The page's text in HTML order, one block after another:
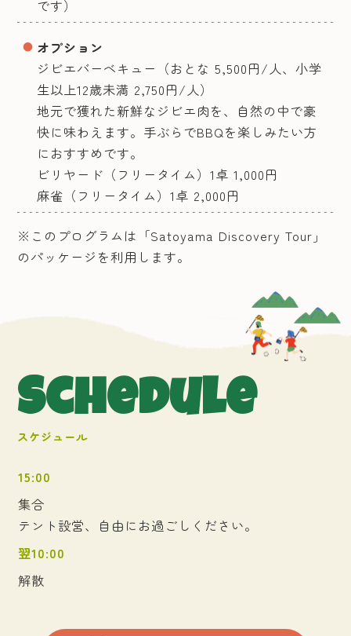
です）
オプション
ジビエバーベキュー（おとな 5,500円/人、小学
生以上12歳未満 2,750円/人）
地元で獲れた新鮮なジビエ肉を、自然の中で豪
快に味わえます。手ぶらでBBQを楽しみたい方
におすすめです。
ビリヤード（フリータイム）1卓 1,000円
麻雀（フリータイム）1卓 2,000円
※このプログラムは「Satoyama Discovery Tour」
のパッケージを利用します。
Schedule
スケジュール
15:00
集合
テント設営、自由にお過ごしください。
翌10:00
解散